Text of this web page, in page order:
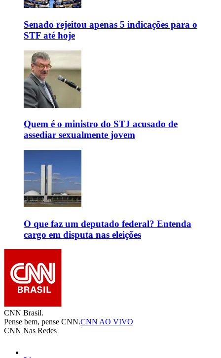
Senado rejeitou apenas 5 indicações para o
STF até hoje
Quem é o ministro do STJ acusado de
assediar sexualmente jovem
O que faz um deputado federal? Entenda
cargo em disputa nas eleições
CNN Brasil.
Pense bem, pense CNN.CNN AO VIVO
CNN Nas Redes